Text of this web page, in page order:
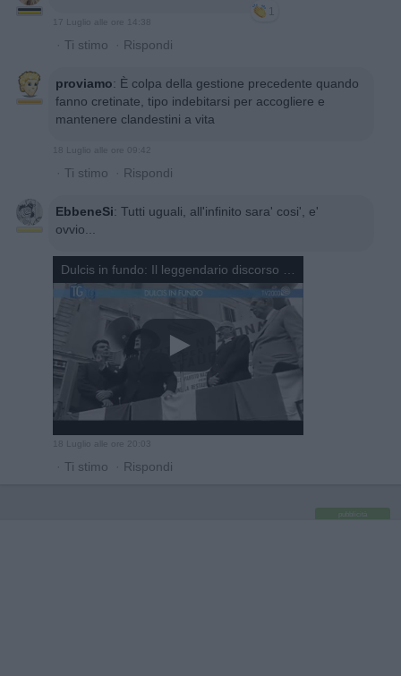
1
17 Luglio alle ore 14:38
· Ti stimo · Rispondi
proviamo: È colpa della gestione precedente quando
fanno cretinate, tipo indebitarsi per accogliere e
mantenere clandestini a vita
· Ti stimo · Rispondi
EbbeneSi: Tutti uguali, all'infinito sara' cosi', e'
ovvio...
Dulcis in fundo: Il leggendario discorso di Tot a Gli Onorevoli
· Ti stimo · Rispondi
pubblicità